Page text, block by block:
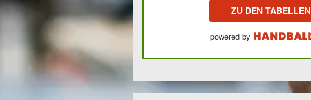
ZU DEN TABELLEN
powered by